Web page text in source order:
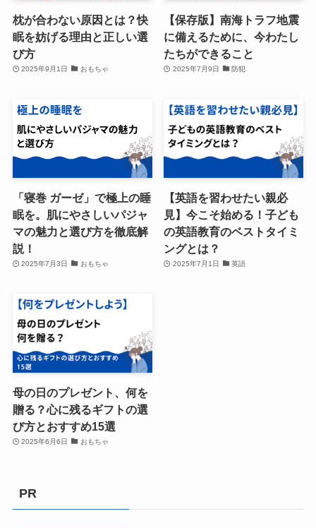
枕が合わない原因とは？快
眠を妨げる理由と正しい選
び方
2025年9月1日 おもちゃ
【保存版】南海トラフ地震
に備えるために、今わたし
たちができること
2025年7月9日 防犯
「寝巻 ガーゼ」で極上の睡
眠を。肌にやさしいパジャ
マの魅力と選び方を徹底解
説！
2025年7月3日 おもちゃ
【英語を習わせたい親必
見】今こそ始める！子ども
の英語教育のベストタイミ
ングとは？
2025年7月1日 英語
母の日のプレゼント、何を
贈る？心に残るギフトの選
び方とおすすめ15選
2025年6月6日 おもちゃ
PR